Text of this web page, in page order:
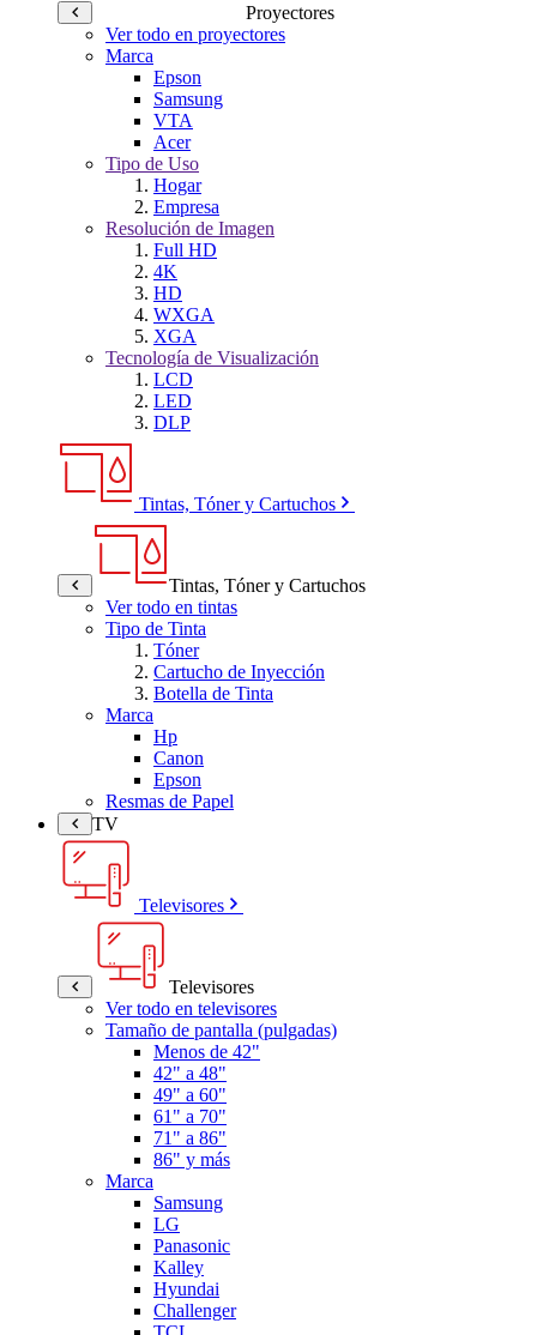
Proyectores
Ver todo en proyectores
Marca
Epson
Samsung
VTA
Acer
Tipo de Uso
Hogar
Empresa
Resolución de Imagen
Full HD
4K
HD
WXGA
XGA
Tecnología de Visualización
LCD
LED
DLP
Tintas, Tóner y Cartuchos
Tintas, Tóner y Cartuchos
Ver todo en tintas
Tipo de Tinta
Tóner
Cartucho de Inyección
Botella de Tinta
Marca
Hp
Canon
Epson
Resmas de Papel
TV
Televisores
Televisores
Ver todo en televisores
Tamaño de pantalla (pulgadas)
Menos de 42"
42" a 48"
49" a 60"
61" a 70"
71" a 86"
86" y más
Marca
Samsung
LG
Panasonic
Kalley
Hyundai
Challenger